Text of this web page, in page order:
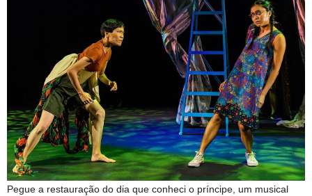
Pegue a restauração do dia que conheci o príncipe, um musical